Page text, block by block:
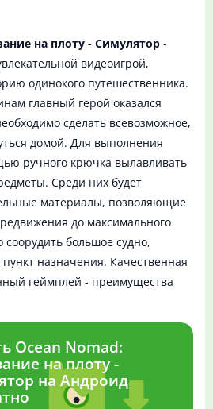
на плоту - Симулятор -
видеоигрой,
одинокого путешественника.
главный герой оказался
сделать всевозможное,
домой. Для выполнения
ручного крючка вылавливать
Среди них будет
материалы, позволяющие
до максимального
большое судно,
назначения. Качественная
геймплей - преимущества
Ocean Nomad:
на плоту -
на Андроид